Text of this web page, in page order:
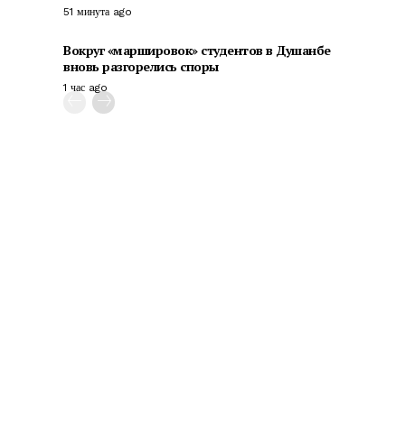
51 минута ago
Вокруг «маршировок» студентов в Душанбе
вновь разгорелись споры
1 час ago